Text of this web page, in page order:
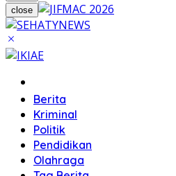
close
Berita
Kriminal
Politik
Pendidikan
Olahraga